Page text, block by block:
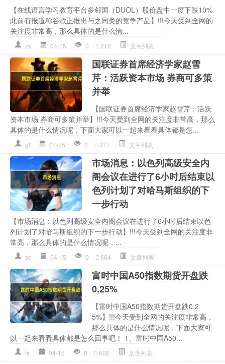
【在线语言学习教育平台多邻国（DUOL）股价盘中一度下跌10%
此前有报道称谷歌正推出与之同类的竞争产品】!!!今天受到全网的
关注度非常高，那么具体的是什么情...
zx 04-15 0 212 文章列表
国联证券首席经济学家赵雪
芹：活跃资本市场 券商可多策
并举
【国联证券首席经济学家赵雪芹：活跃
资本市场 券商可多策并举】!!!今天受到全网的关注度非常高，那么
具体的是什么情况呢，下面大家可以一起来看看具体都是怎...
gl 04-15 0 277 文章列表
市场消息：以色列高级安全内
阁会议在进行了6小时后结束以
色列计划了对哈马斯组织的下
一步行动
【市场消息：以色列高级安全内阁会议在进行了6小时后结束以色
列计划了对哈马斯组织的下一步行动】!!!今天受到全网的关注度非
常高，那么具体的是什么情况呢，...
sc 04-15 0 664 文章列表
富时中国A50指数期货开盘跌
0.25%
【富时中国A50指数期货开盘跌0.2
5%】!!!今天受到全网的关注度非常高，
那么具体的是什么情况呢，下面大家可
以一起来看看具体都是怎么回事吧！ 1、富时中国A50...
fs 04-15 0 602 文章列表